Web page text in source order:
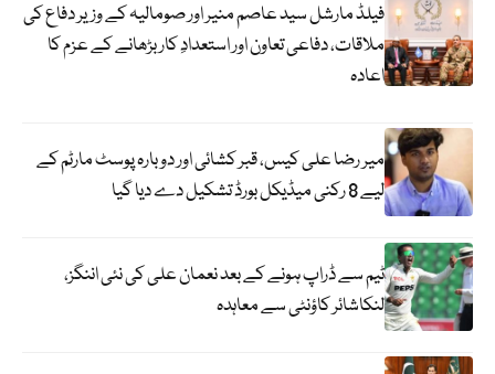
فیلڈ مارشل سید عاصم منیر اور صومالیہ کے وزیر دفاع کی
ملاقات، دفاعی تعاون اور استعدادِ کار بڑھانے کے عزم کا
اعادہ
میر رضا علی کیس، قبر کشائی اور دوبارہ پوسٹ مارٹم کے
لیے 8 رکنی میڈیکل بورڈ تشکیل دے دیا گیا
ٹیم سے ڈراپ ہونے کے بعد نعمان علی کی نئی اننگز،
لنکاشائر کاؤنٹی سے معاہدہ